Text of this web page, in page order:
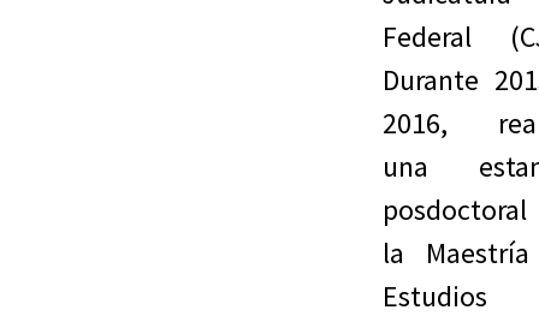
Federal
Durante
2016,
una
la
Estudios